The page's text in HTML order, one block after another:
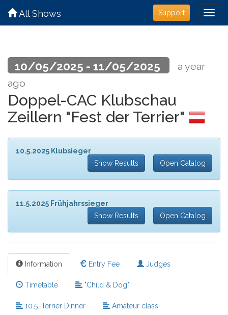
Support
All Shows
10/05/2025 - 11/05/2025
a year
ago
Doppel-CAC Klubschau
Zeillern "Fest der Terrier"
10.5.2025 Klubsieger
Show Results
Open Catalog
11.5.2025 Frühjahrssieger
Show Results
Open Catalog
Information Entry Fee Judges
Timetable "Child & Dog"
10.5. Terrier Dinner Amateur class